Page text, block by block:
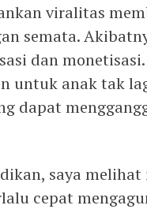
viralitas
semata.
dan
untuk anak tak
dapat
saya
cepat